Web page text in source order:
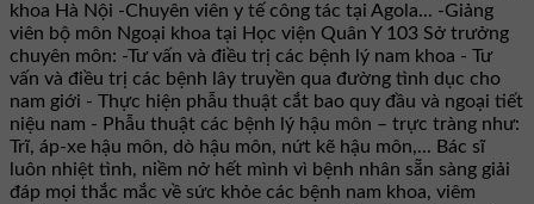
khoa Hà Nội -Chuyên viên y tế công tác tại Agola... -Giảng
viên bộ môn Ngoại khoa tại Học viện Quân Y 103 Sở trưởng
chuyên môn: -Tư vấn và điều trị các bệnh lý nam khoa - Tư
vấn và điều trị các bệnh lây truyền qua đường tình dục cho
nam giới - Thực hiện phẫu thuật cắt bao quy đầu và ngoại tiết
niệu nam - Phẫu thuật các bệnh lý hậu môn – trực tràng như:
Trĩ, áp-xe hậu môn, dò hậu môn, nứt kẽ hậu môn,... Bác sĩ
luôn nhiệt tình, niềm nở hết mình vì bệnh nhân sẵn sàng giải
đáp mọi thắc mắc về sức khỏe các bệnh nam khoa, viêm